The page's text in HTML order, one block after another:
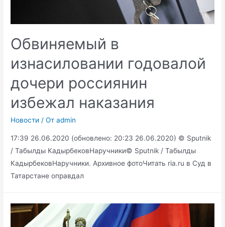
Обвиняемый в
изнасиловании годовалой
дочери россиянин
избежал наказания
Новости / От admin
17:39 26.06.2020 (обновлено: 20:23 26.06.2020) © Sputnik
/ Табылды КадырбековНаручники© Sputnik / Табылды
КадырбековНаручники. Архивное фотоЧитать ria.ru в Суд в
Татарстане оправдал